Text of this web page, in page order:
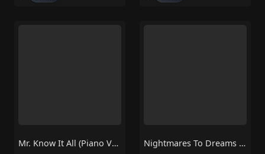
Mr. Know It All (Piano Version) – Teddy Swims Nightmares To Dreams • Meek Mill